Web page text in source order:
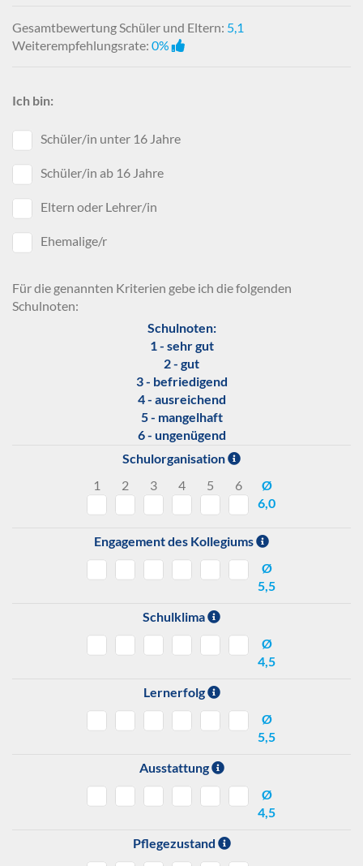
Gesamtbewertung Schüler und Eltern: 5,1
Weiterempfehlungsrate: 0%
Ich bin:
Schüler/in unter 16 Jahre
Schüler/in ab 16 Jahre
Eltern oder Lehrer/in
Ehemalige/r
Für die genannten Kriterien gebe ich die folgenden
Schulnoten:
Schulnoten:
1 - sehr gut
2 - gut
3 - befriedigend
4 - ausreichend
5 - mangelhaft
6 - ungenügend
Schulorganisation
1
2 3 4 5 6
Ø
6,0
Engagement des Kollegiums
Ø
5,5
Schulklima
Ø
4,5
Lernerfolg
Ø
5,5
Ausstattung
Ø
4,5
Pflegezustand